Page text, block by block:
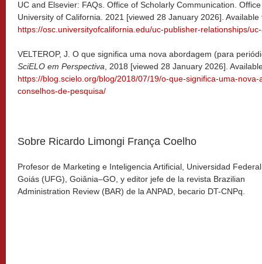
UC and Elsevier: FAQs. Office of Scholarly Communication.
University of California. 2021 [viewed 28 January 2026]. Available
https://osc.universityofcalifornia.edu/uc-publisher-relationships/
VELTEROP, J. O que significa uma nova abordagem (para
SciELO em Perspectiva , 2018 [viewed 28 January 2026].
https://blog.scielo.org/blog/2018/07/19/o-que-significa-uma-
conselhos-de-pesquisa/
Sobre Ricardo Limongi França Coelho
Profesor de Marketing e Inteligencia Artificial, Universidad
Goiás (UFG), Goiânia–GO, y editor jefe de la revista Brazilian
Administration Review (BAR) de la ANPAD, becario DT-CNPq.